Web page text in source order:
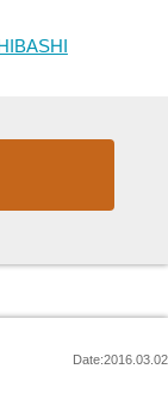
Date:2016.03.02